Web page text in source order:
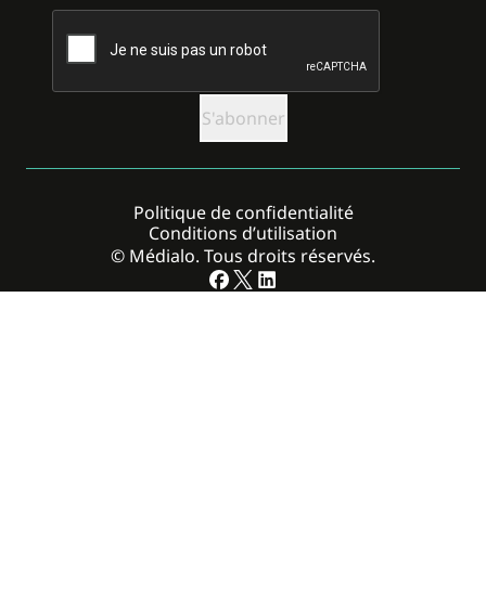
© Médialo. Tous droits réservés.
Politique de confidentialité
Conditions d’utilisation